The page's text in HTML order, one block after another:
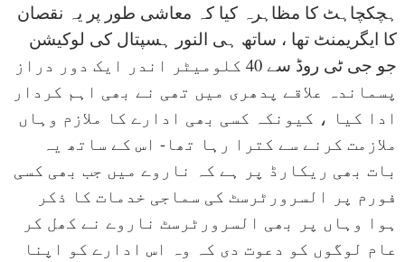
ہچکچاہٹ کا مظاہرہ کیا کہ معاشی طور پر یہ نقصان
کا ایگریمنٹ تھا ، ساتھ ہی النور ہسپتال کی لوکیشن
جو جی ٹی روڈ سے 40 کلومیٹر اندر ایک دور دراز
پسماندہ علاقے پدھری میں تھی نے بھی اہم کردار
ادا کیا ، کیونکہ کسی بھی ادارے کا ملازم وہاں
ملازمت کرنے سے کترا رہا تھا- اس کے ساتھ یہ
بات بھی ریکارڈ پر ہے کہ ناروے میں جب بھی کسی
فورم پر السرورٹرسٹ کی سماجی خدمات کا ذکر
ہوا وہاں پر بھی السرورٹرسٹ ناروے نے کھل کر
عام لوگوں کو دعوت دی کہ وہ اس ادارے کو اپنا